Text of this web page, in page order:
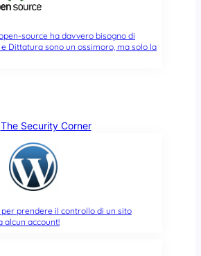
source ha davvero bisogno di
Dittatura sono un ossimoro, ma solo la
The Security Corner
per prendere il controllo di un sito
alcun account!